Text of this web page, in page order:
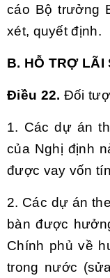
cáo Bộ trưởng
xét, quyết định.
B. HỖ TRỢ
Điều 22. Đối
1. Các dự án
của Nghị định
được vay vốn
2. Các dự án
bàn được
Chính phủ về
trong nước